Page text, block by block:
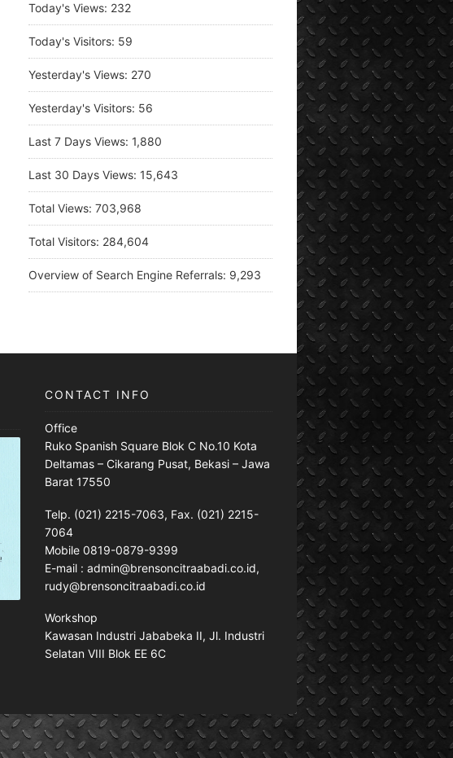
Today's Views: 232
Today's Visitors: 59
Yesterday's Views: 270
Yesterday's Visitors: 56
Last 7 Days Views: 1,880
Last 30 Days Views: 15,643
Total Views: 703,968
Total Visitors: 284,604
Overview of Search Engine Referrals: 9,293
CONTACT INFO
Office
Ruko Spanish Square Blok C No.10 Kota
Deltamas – Cikarang Pusat, Bekasi – Jawa
Barat 17550
Telp. (021) 2215-7063, Fax. (021) 2215-
7064
Mobile 0819-0879-9399
E-mail : admin@brensoncitraabadi.co.id,
rudy@brensoncitraabadi.co.id
Workshop
Kawasan Industri Jababeka II, Jl. Industri
Selatan VIII Blok EE 6C